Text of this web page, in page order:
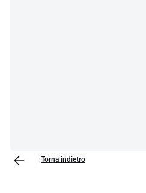
Torna indietro